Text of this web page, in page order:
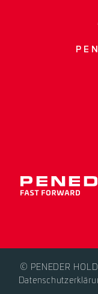
© PENEDER